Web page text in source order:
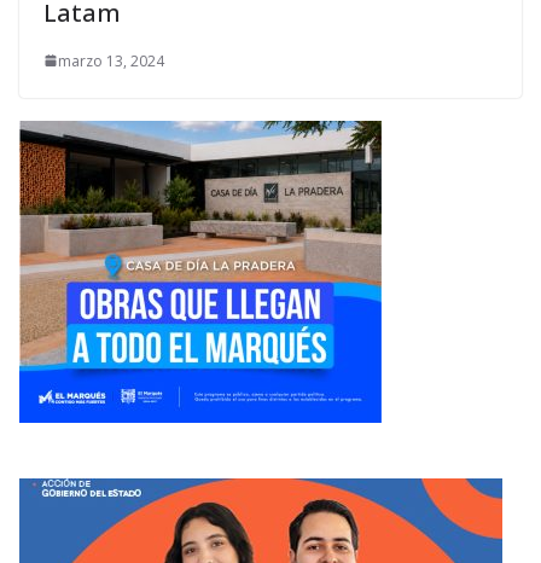
Latam
marzo 13, 2024